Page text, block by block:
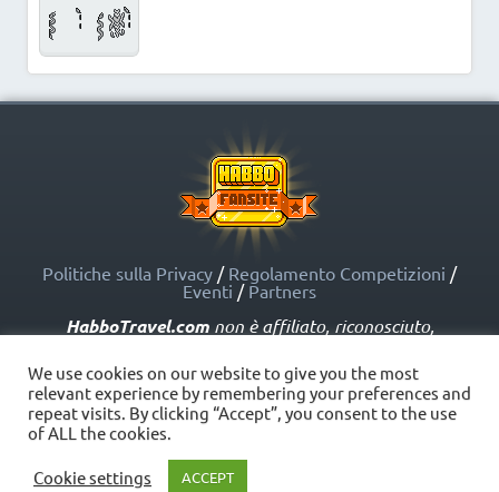
Politiche sulla Privacy / Regolamento Competizioni /
Eventi / Partners
HabboTravel.comnon è affiliato, riconosciuto,
sponsorizzato o approvato da Sulake Corporation Oy o
dalle società affiliate. HabboTravel.com può servirsi di
marchi registrati e altre proprietà intellettuali di Habbo
come indicato nelle Politiche sui Fansite.
Copyright © HabboTravel (2012 - 2026) - V. 5.0
We use cookies on our website to give you the most
relevant experience by remembering your preferences and
repeat visits. By clicking “Accept”, you consent to the use
of ALL the cookies.
Cookie settings ACCEPT